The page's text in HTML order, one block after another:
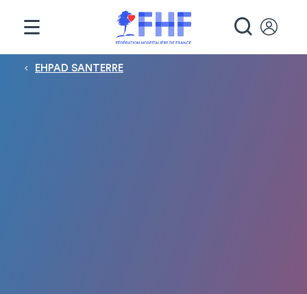
Fil d'Ariane
EHPAD SANTERRE
Panneau de gestion des cookies